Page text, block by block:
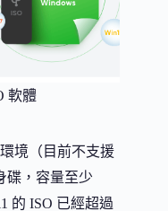
軟體
境（目前不支援
碟，容量至少
的 ISO 已經超過